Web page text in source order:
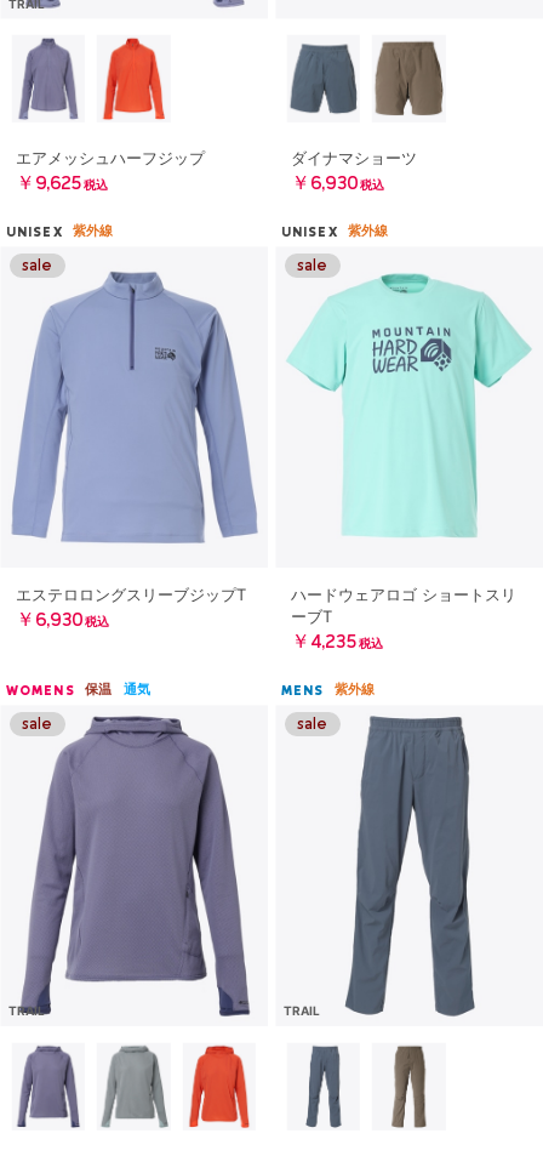
TRAIL
エアメッシュハーフジップ
￥9,625 税込
ダイナマショーツ
￥6,930 税込
UNISEX 紫外線
エステロロングスリーブジップT
￥6,930 税込
UNISEX 紫外線
ハードウェアロゴ ショートスリ
ーブT
￥4,235 税込
WOMENS 保温 通気
TRAIL
MENS 紫外線
TRAIL